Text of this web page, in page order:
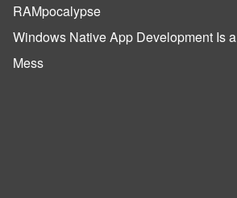
RAMpocalypse
Windows Native App Development Is a
Mess